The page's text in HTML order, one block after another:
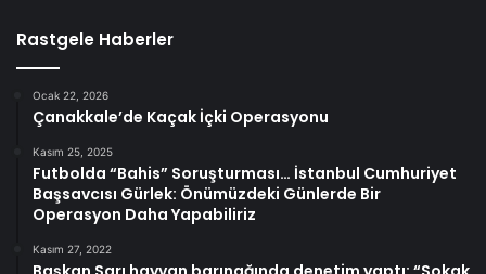
Rastgele Haberler
Ocak 22, 2026
Çanakkale’de Kaçak İçki Operasyonu
Kasım 25, 2025
Futbolda “Bahis” Soruşturması… İstanbul Cumhuriyet
Başsavcısı Gürlek: Önümüzdeki Günlerde Bir
Operasyon Daha Yapabiliriz
Kasım 27, 2022